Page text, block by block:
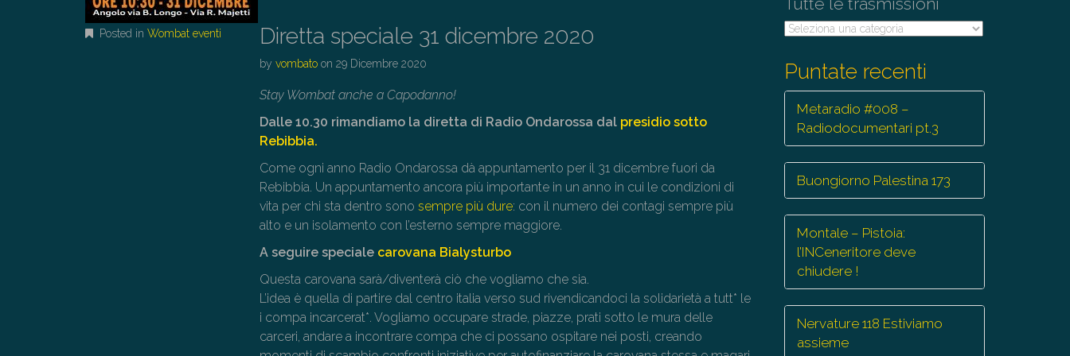
Posted in Wombat eventi Diretta speciale 31 dicembre 2020
byvombato on29 Dicembre 2020
Stay Wombat anche a Capodanno!
Dalle 10.30 rimandiamo la diretta di Radio Ondarossa dal presidio sotto
Rebibbia.
Come ogni anno Radio Ondarossa dà appuntamento per il 31 dicembre fuori da
Rebibbia. Un appuntamento ancora più importante in un anno in cui le condizioni di
vita per chi sta dentro sonosempre più dure: con il numero dei contagi sempre più
alto e un isolamento con l’esterno sempre maggiore.
A seguire speciale carovana Bialysturbo
Questa carovana sarà/diventerà ciò che vogliamo che sia.
L’idea è quella di partire dal centro italia verso sud rivendicandoci la solidarietà a tutt* le
i compa incarcerat*. Vogliamo occupare strade, piazze, prati sotto le mura delle
carceri, andare a incontrare compa che ci possano ospitare nei posti, creando
Tutte
Puntate recenti
Metaradio #008 –
Radiodocumentari pt.3
Buongiorno Palestina 173
Montale – Pistoia:
l’INCeneritore deve
chiudere !
Nervature 118 Estiviamo
assieme